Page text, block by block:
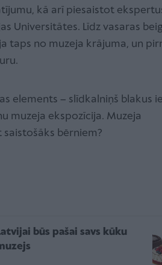
kā arī piesaistot
Universitātes. Līdz vasaras
taps no muzeja krājuma, un
elements – slīdkalniņš blakus
muzeja ekspozīcija. Muzeja
bērniem?
būs pašai savs kūku